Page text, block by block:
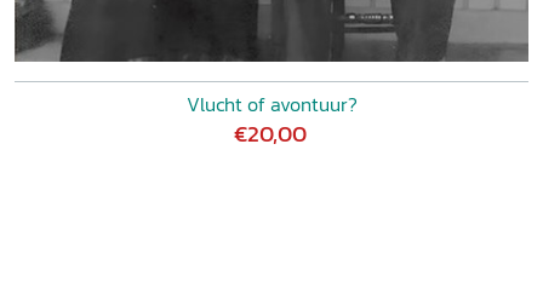
Vlucht of avontuur?
€20,00